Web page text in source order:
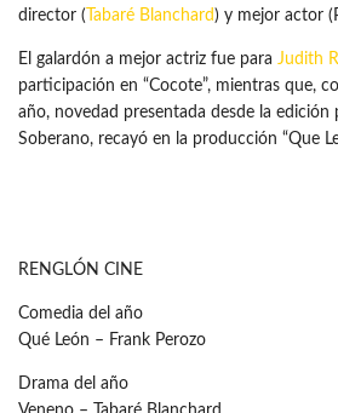
director ( Tabaré Blanchard ) y mejor actor
El galardón a mejor actriz fue para Judith
participación en “Cocote”, mientras que,
año, novedad presentada desde la edición
Soberano, recayó en la producción “Que
RENGLÓN CINE
Comedia del año
Qué León – Frank Perozo
Drama del año